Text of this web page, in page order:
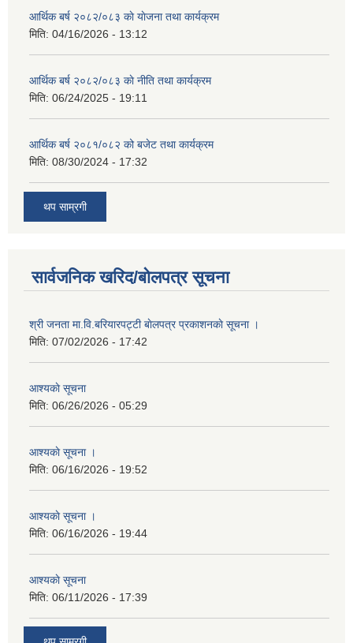
आर्थिक बर्ष २०८२/०८३ काे याेजना तथा कार्यक्रम
मिति: 04/16/2026 - 13:12
आर्थिक बर्ष २०८२/०८३ काे नीति तथा कार्यक्रम
मिति: 06/24/2025 - 19:11
आर्थिक बर्ष २०८१/०८२ को बजेट तथा कार्यक्रम
मिति: 08/30/2024 - 17:32
थप साम्रगी
सार्वजनिक खरिद/बोलपत्र सूचना
श्री जनता मा.वि.बरियारपट्टी बाेलपत्र प्रकाशनकाे सूचना ।
मिति: 07/02/2026 - 17:42
आश्यकाे सूचना
मिति: 06/26/2026 - 05:29
आश्यकाे सूचना ।
मिति: 06/16/2026 - 19:52
आश्यकाे सूचना ।
मिति: 06/16/2026 - 19:44
आश्यकाे सूचना
मिति: 06/11/2026 - 17:39